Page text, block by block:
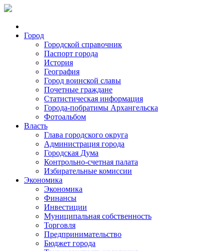
Город
Городской справочник
Паспорт города
История
География
Город воинской славы
Почетные граждане
Статистическая информация
Города-побратимы Архангельска
Фотоальбом
Власть
Глава городского округа
Администрация города
Городская Дума
Контрольно-счетная палата
Избирательные комиссии
Экономика
Экономика
Финансы
Инвестиции
Муниципальная собственность
Торговля
Предпринимательство
Бюджет города